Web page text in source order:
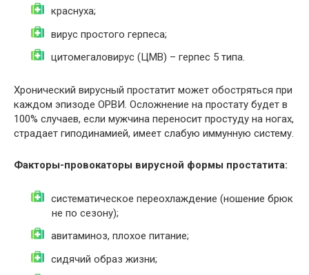
краснуха;
вирус простого герпеса;
цитомегаловирус (ЦМВ) – герпес 5 типа.
Хронический вирусный простатит может обостряться при
каждом эпизоде ОРВИ. Осложнение на простату будет в
100% случаев, если мужчина переносит простуду на ногах,
страдает гиподинамией, имеет слабую иммунную систему.
Факторы-провокаторы вирусной формы простатита:
систематическое переохлаждение (ношение брюк
не по сезону);
авитаминоз, плохое питание;
сидячий образ жизни;